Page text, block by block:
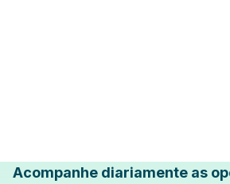
Acompanhe diariamente as